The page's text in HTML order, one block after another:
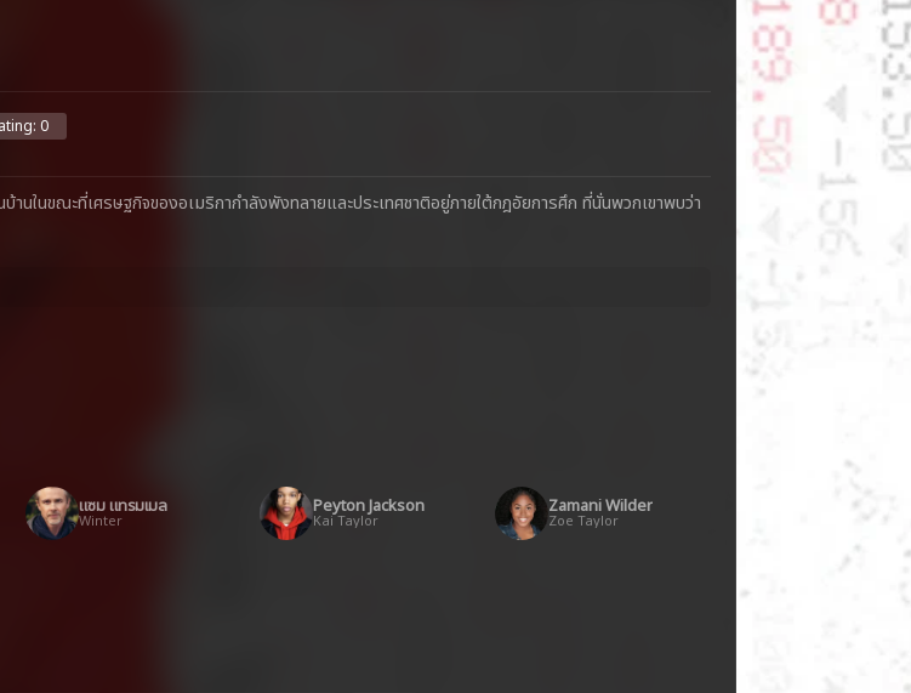
0
นในขณะที่เศรษฐกิจของอเมริกากำลังพังทลายและประเทศชาติอยู่ภายใต้กฎอัยการศึก ที่นั่นพวกเขาพบว่า
แซม แทรมเมล
Winter
Peyton Jackson
Kai Taylor
Zamani Wilder
Zoe Taylor